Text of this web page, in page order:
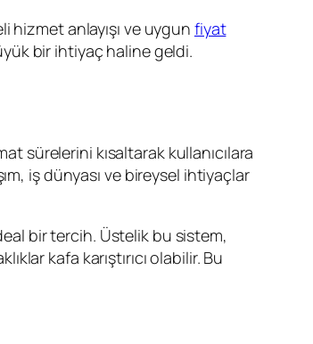
hizmet anlayışı ve uygun fiyat
bir ihtiyaç haline geldi.
sürelerini kısaltarak kullanıcılara
iş dünyası ve bireysel ihtiyaçlar
bir tercih. Üstelik bu sistem,
kafa karıştırıcı olabilir. Bu